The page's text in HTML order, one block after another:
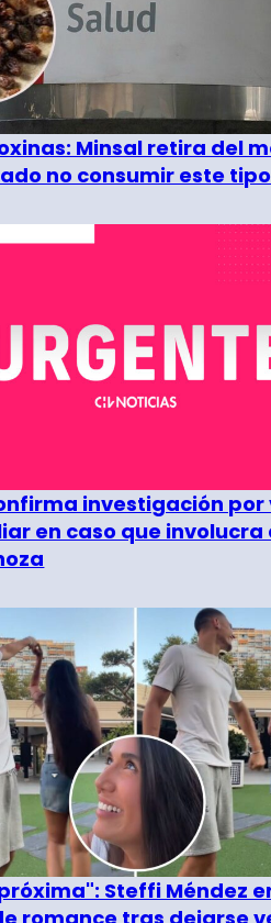
Minsal retira del
no consumir este
investigación por
en caso que involucra
Steffi Méndez